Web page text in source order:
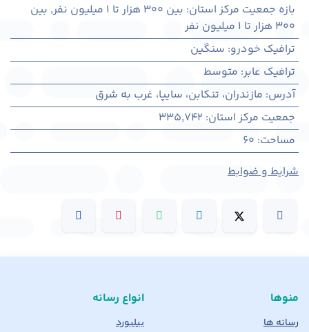
بازه جمعیت مرکز استان: بین ۳۰۰ هزار تا ۱ میلیون نفر , بین
۳۰۰ هزار تا ۱ میلیون نفر
ترافیک خودرو: سنگین
ترافیک عابر: متوسط
آدرس: مازندران، تنكابن، سایپا، غرب به شرق
جمعیت مرکز استان:
335,742
مساحت:
60
شرایط و ضوابط
منوها
رسانه ها
انواع رسانه
بیلبورد